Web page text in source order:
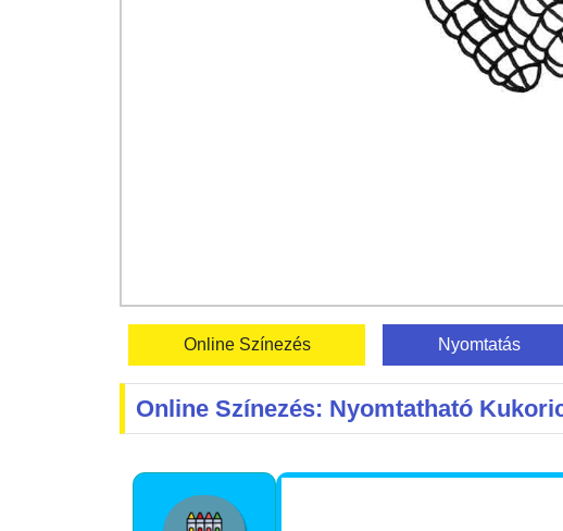
Online Színezés Nyomtatás
Online Színezés: Nyomtatható